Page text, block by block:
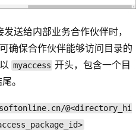
送给内部业务合作伙伴时，
确保合作伙伴能够访问目录的
myaccess 开头，包含一个目
。
@<directory_hi